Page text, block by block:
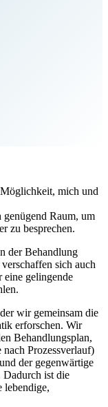
mich und
Raum, um
zu besprechen.
der Behandlung
sich auch
gelingende
wir gemeinsam die
erforschen. Wir
Behandlungsplan,
Prozessverlauf)
der gegenwärtige
Dadurch ist die
lebendige,